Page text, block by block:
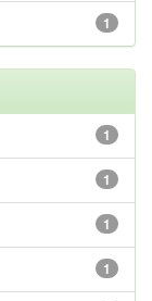
1
1
1
1
1